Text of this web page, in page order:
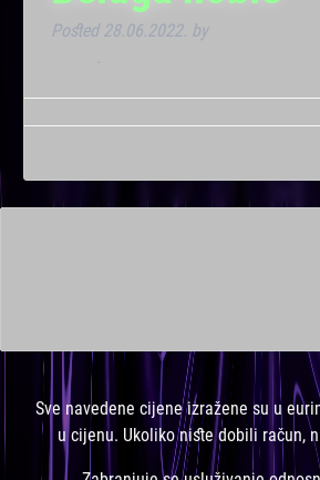
Posted 28.06.2022. by
.
Sve navedene cijene izražene su u
u cijenu. Ukoliko niste dobili račun,